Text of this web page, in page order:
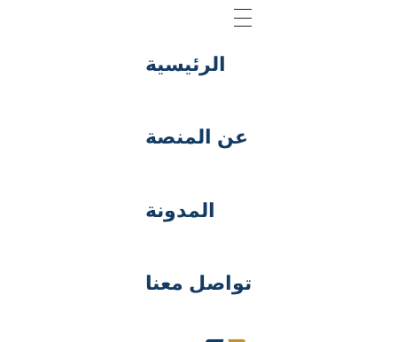
الرئيسية
عن المنصة
المدونة
تواصل معنا